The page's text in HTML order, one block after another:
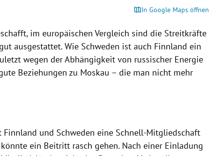
In Google Maps öffnen
im europäischen Vergleich sind die Streitkräfte
ausgestattet. Wie Schweden ist auch Finnland ein
wegen der Abhängigkeit von russischer Energie
Beziehungen zu Moskau – die man nicht mehr
Finnland und Schweden eine Schnell-Mitgliedschaft
ein Beitritt rasch gehen. Nach einer Einladung